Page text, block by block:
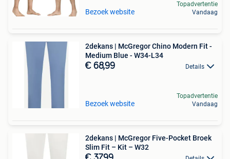
Bezoek website
Topadvertentie
Vandaag
2dekans | McGregor Chino Modern Fit -
Medium Blue - W34-L34
€ 68,99 Details
Bezoek website
Topadvertentie
Vandaag
2dekans | McGregor Five-Pocket Broek
Slim Fit – Kit – W32